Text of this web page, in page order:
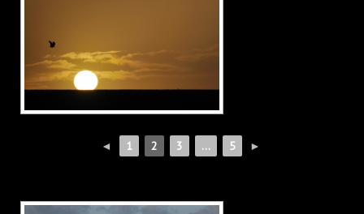
◄ 1 2 3 ... 5 ►